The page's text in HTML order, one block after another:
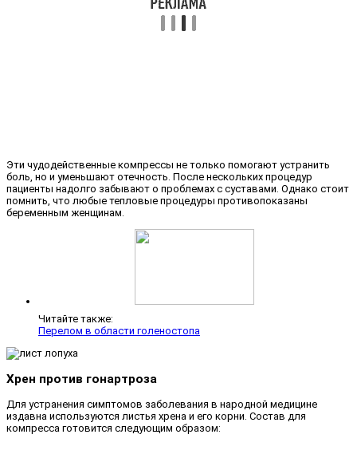
Эти чудодейственные компрессы не только помогают устранить
боль, но и уменьшают отечность. После нескольких процедур
пациенты надолго забывают о проблемах с суставами. Однако стоит
помнить, что любые тепловые процедуры противопоказаны
беременным женщинам.
Читайте также:
Перелом в области голеностопа
Хрен против гонартроза
Для устранения симптомов заболевания в народной медицине
издавна используются листья хрена и его корни. Состав для
компресса готовится следующим образом: